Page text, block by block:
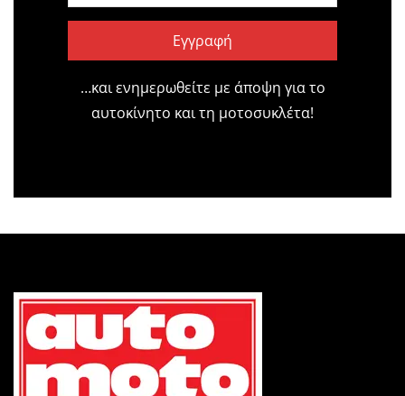
Εγγραφή
…και ενημερωθείτε με άποψη για το
αυτοκίνητο και τη μοτοσυκλέτα!